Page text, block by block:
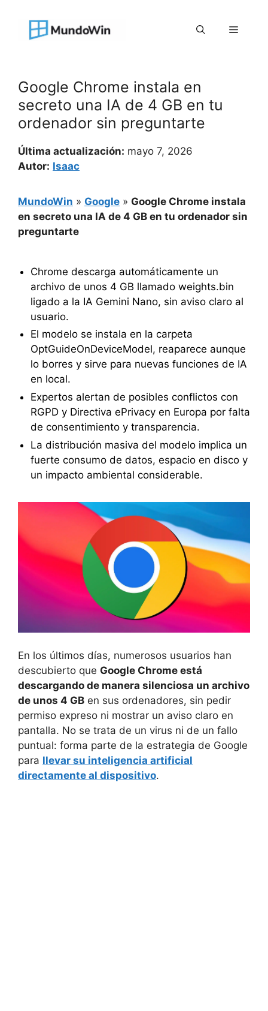
contenido
Menú
Google Chrome instala en
secreto una IA de 4 GB en tu
ordenador sin preguntarte
Última actualización: mayo 7, 2026
Autor: Isaac
MundoWin » Google » Google Chrome instala
en secreto una IA de 4 GB en tu ordenador sin
preguntarte
Chrome descarga automáticamente un
archivo de unos 4 GB llamado weights.bin
ligado a la IA Gemini Nano, sin aviso claro al
usuario.
El modelo se instala en la carpeta
OptGuideOnDeviceModel, reaparece aunque
lo borres y sirve para nuevas funciones de IA
en local.
Expertos alertan de posibles conflictos con
RGPD y Directiva ePrivacy en Europa por falta
de consentimiento y transparencia.
La distribución masiva del modelo implica un
fuerte consumo de datos, espacio en disco y
un impacto ambiental considerable.
En los últimos días, numerosos usuarios han
descubierto que Google Chrome está
descargando de manera silenciosa un archivo
de unos 4 GB en sus ordenadores, sin pedir
permiso expreso ni mostrar un aviso claro en
pantalla. No se trata de un virus ni de un fallo
puntual: forma parte de la estrategia de Google
para llevar su inteligencia artificial
directamente al dispositivo.